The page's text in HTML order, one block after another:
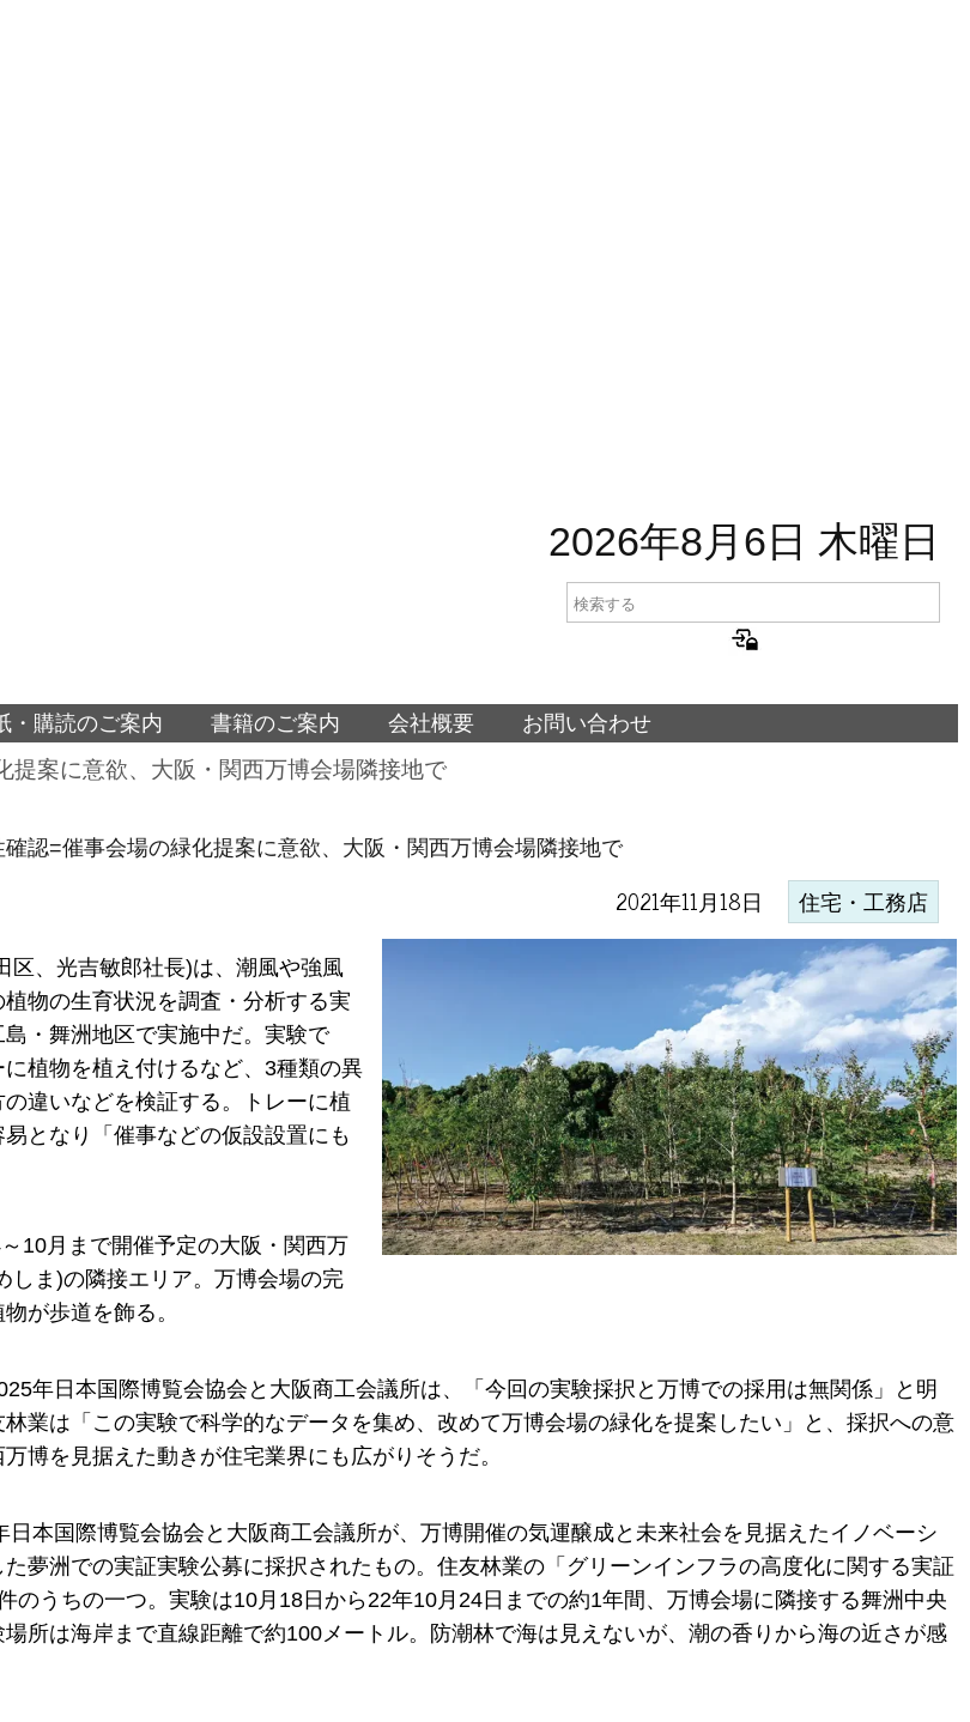
2026年8月6日 木曜日
・購読のご案内 書籍のご案内 会社概要 お問い合わせ
案に意欲、大阪・関西万博会場隣接地で
認=催事会場の緑化提案に意欲、大阪・関西万博会場隣接地で
2021年11月18日 住宅・工務店
区、光吉敏郎社長)は、潮風や強風
物の生育状況を調査・分析する実
・舞洲地区で実施中だ。実験で
植物を植え付けるなど、3種類の異
違いなどを検証する。トレーに植
となり「催事などの仮設設置にも
10月まで開催予定の大阪・関西万
しま)の隣接エリア。万博会場の完
が歩道を飾る。
年日本国際博覧会協会と大阪商工会議所は、「今回の実験採択と万博での採用は無関係」と明
業は「この実験で科学的なデータを集め、改めて万博会場の緑化を提案したい」と、採択への意
博を見据えた動きが住宅業界にも広がりそうだ。
日本国際博覧会協会と大阪商工会議所が、万博開催の気運醸成と未来社会を見据えたイノベーシ
た夢洲での実証実験公募に採択されたもの。住友林業の「グリーンインフラの高度化に関する実証
のうちの一つ。実験は10月18日から22年10月24日までの約1年間、万博会場に隣接する舞洲中央
所は海岸まで直線距離で約100メートル。防潮林で海は見えないが、潮の香りから海の近さが感